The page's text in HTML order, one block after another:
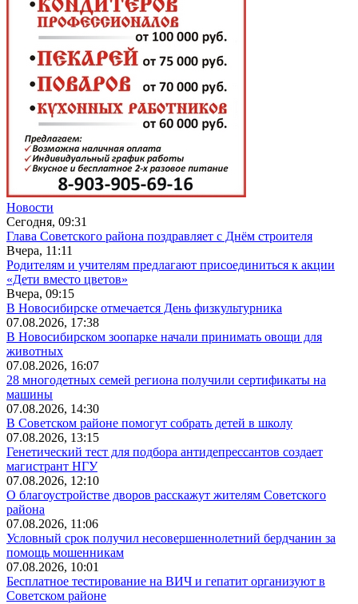
Новости
Сегодня, 09:31
Глава Советского района поздравляет с Днём строителя
Вчера, 11:11
Родителям и учителям предлагают присоединиться к акции
«Дети вместо цветов»
Вчера, 09:15
В Новосибирске отмечается День физкультурника
07.08.2026, 17:38
В Новосибирском зоопарке начали принимать овощи для
животных
07.08.2026, 16:07
28 многодетных семей региона получили сертификаты на
машины
07.08.2026, 14:30
В Советском районе помогут собрать детей в школу
07.08.2026, 13:15
Генетический тест для подбора антидепрессантов создает
магистрант НГУ
07.08.2026, 12:10
О благоустройстве дворов расскажут жителям Советского
района
07.08.2026, 11:06
Условный срок получил несовершеннолетний бердчанин за
помощь мошенникам
07.08.2026, 10:01
Бесплатное тестирование на ВИЧ и гепатит организуют в
Советском районе